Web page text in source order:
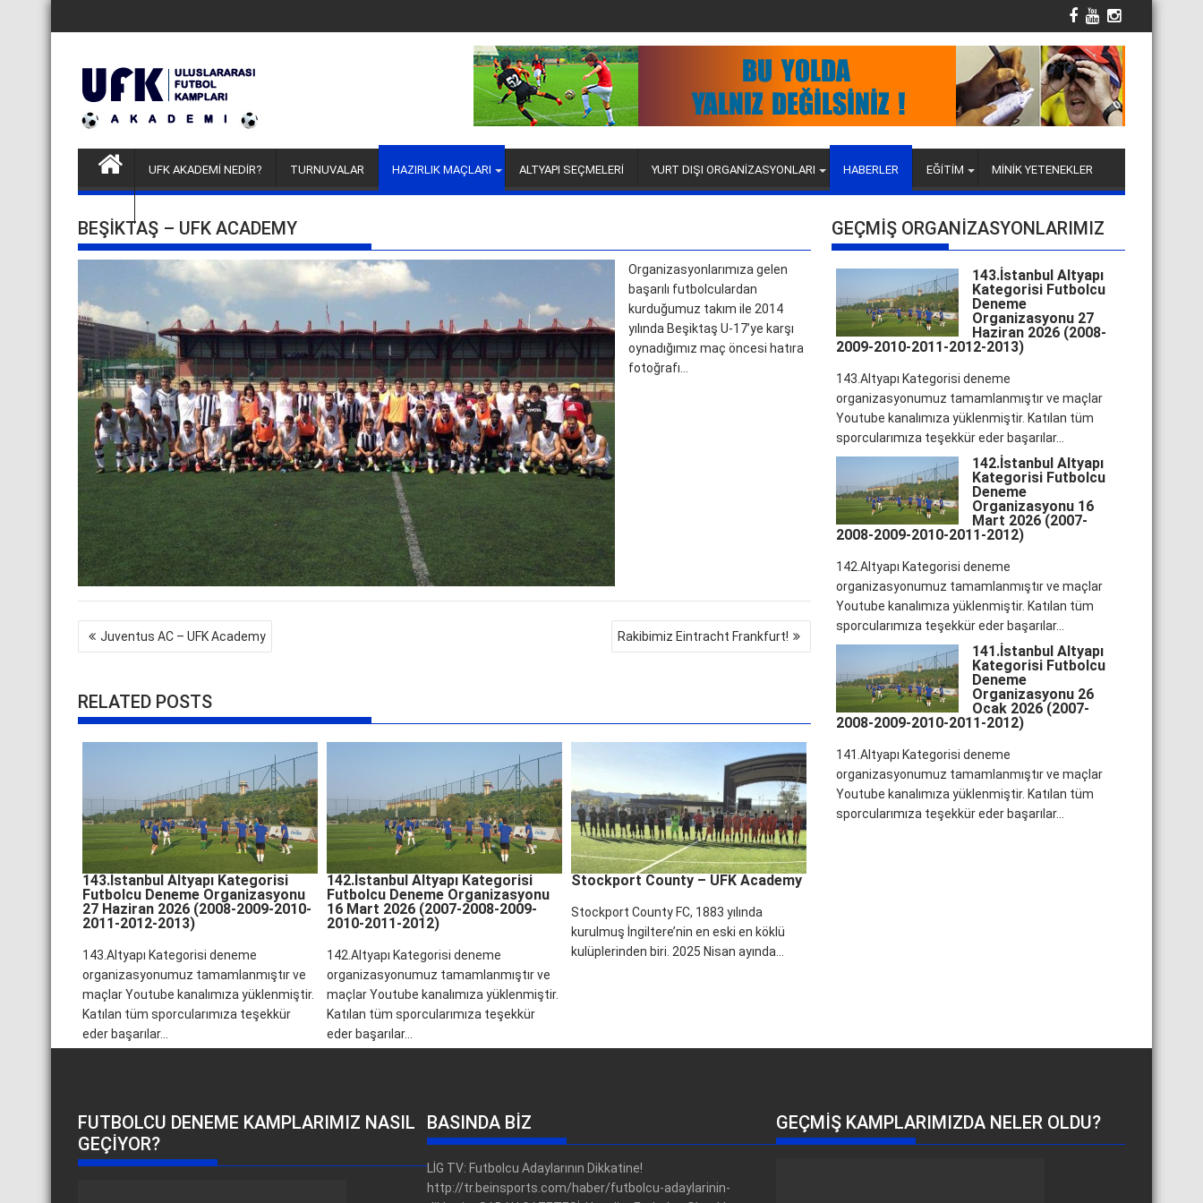
UFK AKADEMİ NEDİR? TURNUVALAR HAZIRLIK MAÇLARI ALTYAPI SEÇMELERİ YURT DIŞI ORGANİZASYONLARI HABERLER EĞİTİM MİNİK YETENEKLER
BEŞIKTAŞ – UFK ACADEMY
Organizasyonlarımıza gelen
başarılı futbolculardan
kurduğumuz takım ile 2014
yılında Beşiktaş U-17’ye karşı
oynadığımız maç öncesi hatıra
fotoğrafı…
Yazı
gezinmesi
Juventus AC – UFK Academy Rakibimiz Eintracht Frankfurt!
RELATED POSTS
143.İstanbul Altyapı Kategorisi
Futbolcu Deneme Organizasyonu
27 Haziran 2026 (2008-2009-2010-
2011-2012-2013)
143.Altyapı Kategorisi deneme
organizasyonumuz tamamlanmıştır ve
maçlar Youtube kanalımıza yüklenmiştir.
Katılan tüm sporcularımıza teşekkür
eder başarılar...
142.İstanbul Altyapı Kategorisi
Futbolcu Deneme Organizasyonu
16 Mart 2026 (2007-2008-2009-
2010-2011-2012)
142.Altyapı Kategorisi deneme
organizasyonumuz tamamlanmıştır ve
maçlar Youtube kanalımıza yüklenmiştir.
Katılan tüm sporcularımıza teşekkür
eder başarılar...
Stockport County – UFK Academy
Stockport County FC, 1883 yılında
kurulmuş İngiltere’nin en eski en köklü
kulüplerinden biri. 2025 Nisan ayında...
GEÇMİŞ ORGANİZASYONLARIMIZ
143.İstanbul Altyapı
Kategorisi Futbolcu
Deneme
Organizasyonu 27
Haziran 2026 (2008-
2009-2010-2011-2012-2013)
143.Altyapı Kategorisi deneme
organizasyonumuz tamamlanmıştır ve maçlar
Youtube kanalımıza yüklenmiştir. Katılan tüm
sporcularımıza teşekkür eder başarılar...
142.İstanbul Altyapı
Kategorisi Futbolcu
Deneme
Organizasyonu 16
Mart 2026 (2007-
2008-2009-2010-2011-2012)
142.Altyapı Kategorisi deneme
organizasyonumuz tamamlanmıştır ve maçlar
Youtube kanalımıza yüklenmiştir. Katılan tüm
sporcularımıza teşekkür eder başarılar...
141.İstanbul Altyapı
Kategorisi Futbolcu
Deneme
Organizasyonu 26
Ocak 2026 (2007-
2008-2009-2010-2011-2012)
141.Altyapı Kategorisi deneme
organizasyonumuz tamamlanmıştır ve maçlar
Youtube kanalımıza yüklenmiştir. Katılan tüm
sporcularımıza teşekkür eder başarılar...
FUTBOLCU DENEME KAMPLARIMIZ NASIL
GEÇIYOR?
BASINDA BİZ
LİG TV: Futbolcu Adaylarının Dikkatine!
http://tr.beinsports.com/haber/futbolcu-adaylarinin-
GEÇMIŞ KAMPLARIMIZDA NELER OLDU?